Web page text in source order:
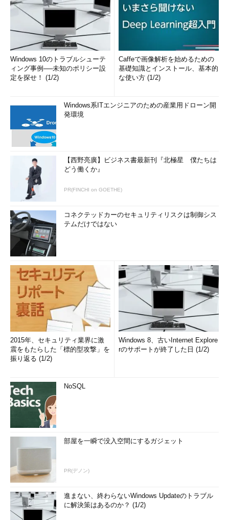
Windows 10のトラブルシューテ
ィング事例──未知のポリシー設
定を探せ！ (1/2)
Caffeで画像解析を始めるための
基礎知識とインストール、基本的
な使い方 (1/2)
Windows系ITエンジニアのための産業用ドローン開
発環境
【西野亮廣】ビジネス書最新刊『北極星 僕たちは
どう働くか』
PR(FINCHI on GOETHE)
コネクテッドカーのセキュリティリスクは制御シス
テムだけではない
2015年、セキュリティ業界に激
震をもたらした「標的型攻撃」を
振り返る (1/2)
Windows 8、古いInternet Explore
rのサポートが終了した日 (1/2)
NoSQL
部屋を一瞬で没入空間にするガジェット
PR(デノン)
進まない、終わらないWindows Updateのトラブル
に解決策はあるのか？ (1/2)